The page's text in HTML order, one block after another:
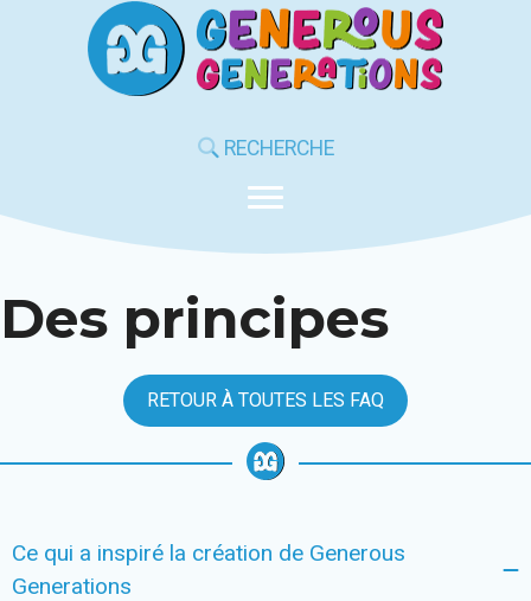
RECHERCHE
Des principes
RETOUR À TOUTES LES FAQ
Ce qui a inspiré la création de Generous
Generations